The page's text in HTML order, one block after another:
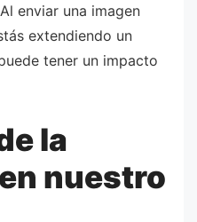
enviar una imagen
extendiendo un
tener un impacto
la
nuestro